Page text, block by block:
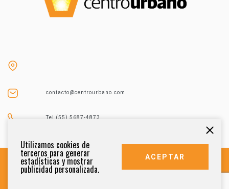
contacto@centrourbano.com
Tel (55) 5687-4873
Utilizamos cookies de
terceros para generar
estadísticas y mostrar
publicidad personalizada.
ACEPTAR